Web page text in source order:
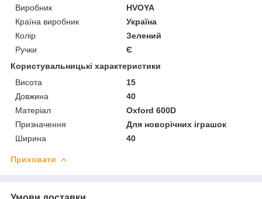
Виробник
HVOYA
Країна виробник
Україна
Колір
Зелений
Ручки
Є
Користувальницькі характеристики
Висота
15
Довжина
40
Матеріал
Oxford 600D
Призначення
Для новорічних іграшок
Ширина
40
Приховати